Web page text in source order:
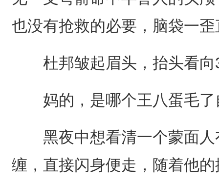
也没有抢救的必要，脑袋一
杜邦皱起眉头，抬头看向
妈的，是哪个王八蛋毛了
黑夜中想看清一个蒙面人
缠，直接闪身便走，随着他